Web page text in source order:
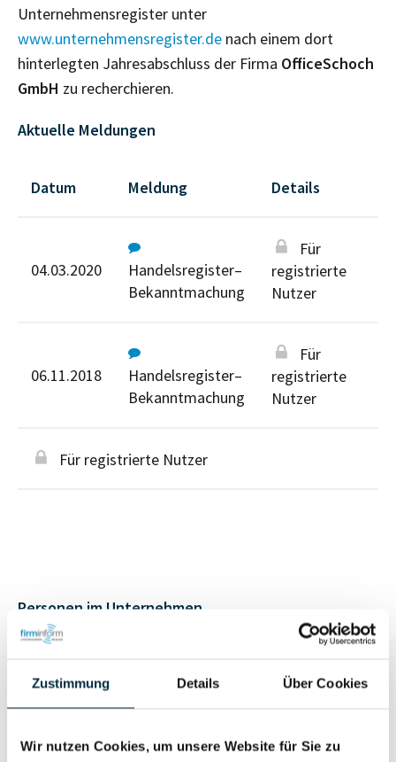
Zustimmung Details Über Cookies
Wir nutzen Cookies, um unsere Website für Sie zu
Unternehmensregister unter
www.unternehmensregister.de nach einem dort
hinterlegten Jahresabschluss der Firma OfficeSchoch
GmbH zu recherchieren.
Aktuelle Meldungen
Datum Meldung Details
04.03.2020
Handelsregister–
Bekanntmachung
Für
registrierte
Nutzer
06.11.2018
Handelsregister–
Bekanntmachung
Für
registrierte
Nutzer
Für registrierte Nutzer
Personen im Unternehmen
Geschäftsführer (1)
Nutzer
Für registrierte